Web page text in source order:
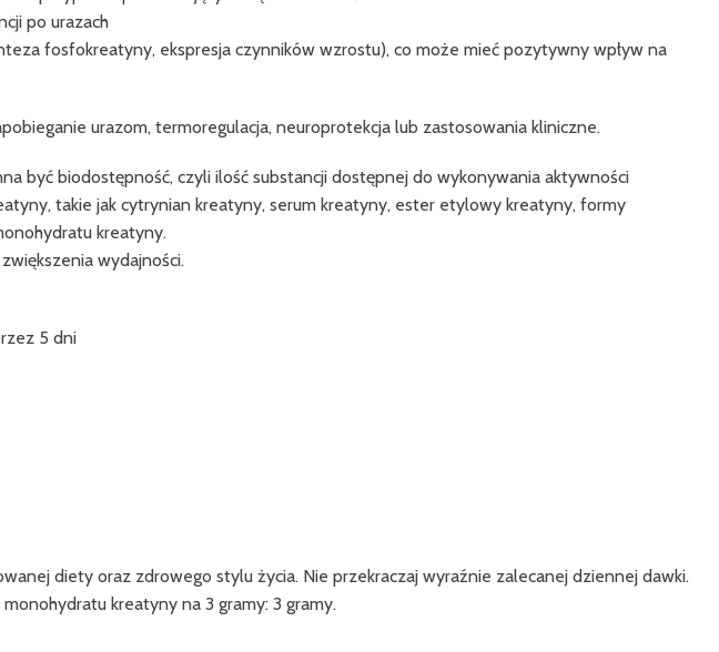
po urazach
fosfokreatyny, ekspresja czynników wzrostu), co może mieć pozytywny wpływ na
urazom, termoregulacja, neuroprotekcja lub zastosowania kliniczne.
być biodostępność, czyli ilość substancji dostępnej do wykonywania aktywności
takie jak cytrynian kreatyny, serum kreatyny, ester etylowy kreatyny, formy
kreatyny.
wydajności.
5 dni
diety oraz zdrowego stylu życia. Nie przekraczaj wyraźnie zalecanej dziennej dawki.
kreatyny na 3 gramy: 3 gramy.